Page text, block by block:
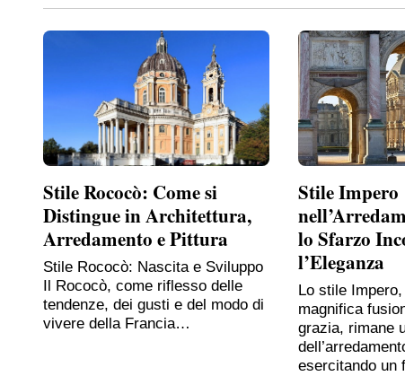
Stile Rococò: Come si
Distingue in Architettura,
Arredamento e Pittura
Stile Rococò: Nascita e Sviluppo
Il Rococò, come riflesso delle
tendenze, dei gusti e del modo di
vivere della Francia…
Stile Impero
lo Sfarzo
l’Eleganza
Lo stile
magnifica
grazia, rimane
esercitando